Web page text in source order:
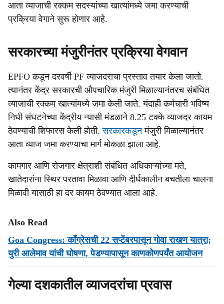
आता व्याजाची रक्कम सदस्यांच्या खात्यांमध्ये जमा करण्याची
प्रक्रिया वेगाने सुरू होणार आहे.
सरकारच्या मंजुरीनंतर प्रक्रिया वेगवान
EPFO कडून दरवर्षी PF व्याजदराचा प्रस्ताव तयार केला जातो.
त्यानंतर केंद्र सरकारची औपचारिक मंजुरी मिळाल्यानंतरच संबंधित
व्याजाची रक्कम खात्यांमध्ये जमा केली जाते. यंदाही कर्मचारी भविष्य
निधी संघटनेच्या केंद्रीय न्यासी मंडळाने 8.25 टक्के व्याजदर कायम
ठेवण्याची शिफारस केली होती.सरकारकडूनमंजुरी मिळाल्यानंतर
आता व्याज जमा करण्याचा मार्ग मोकळा झाला आहे.
कामगार आणि रोजगार क्षेत्राशी संबंधित अधिकाऱ्यांच्या मते,
खातेदारांना स्थिर परतावा मिळावा आणि दीर्घकालीन बचतीला चालना
मिळावी यासाठी हा दर कायम ठेवण्यात आला आहे.
Also Read
Goa Congress: काँग्रेसची 22 सप्टेंबरपासून गोवा राखण यात्रा;
युरी आलेमाव यांची घोषणा, पेडण्यापासून काणकोणपर्यंत आयोजन
गेल्या दशकातील व्याजदरांचा प्रवास